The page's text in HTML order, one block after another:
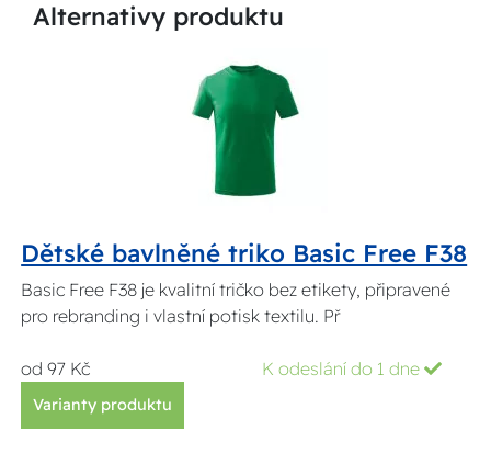
Alternativy produktu
Dětské bavlněné triko Basic Free F38
Basic Free F38 je kvalitní tričko bez etikety, připravené
pro rebranding i vlastní potisk textilu. Př
od 97 Kč K odeslání do 1 dne
Varianty produktu